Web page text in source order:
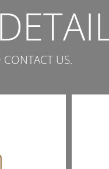
US.